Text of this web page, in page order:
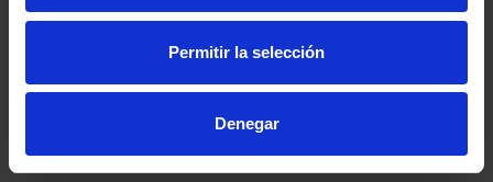
Permitir la selección
Denegar